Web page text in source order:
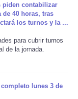
piden contabilizar
40 horas, tras
los turnos y la ...
para cubrir turnos
de la jornada.
lunes 3 de